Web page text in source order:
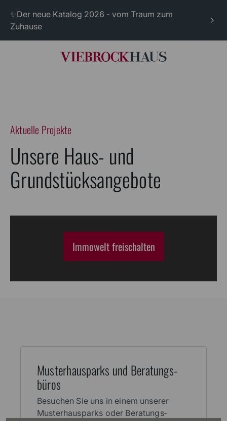
✨Der neue Katalog 2026 - vom Traum zum
Zuhause
Aktuelle Projekte
Unsere Haus- und
Grundstücksangebote
Immowelt freischalten
Muster­haus­parks und Beratungs­
büros
Besuchen Sie uns in einem unserer
Muster­haus­parks oder Beratungs­